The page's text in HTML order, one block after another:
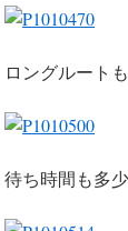
ロングルート
待ち時間も多